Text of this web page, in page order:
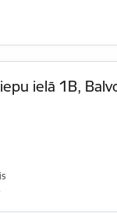
ielā 1B,